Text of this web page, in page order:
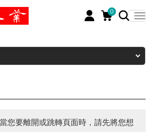
0
您要離開或跳轉頁面時，請先將您想